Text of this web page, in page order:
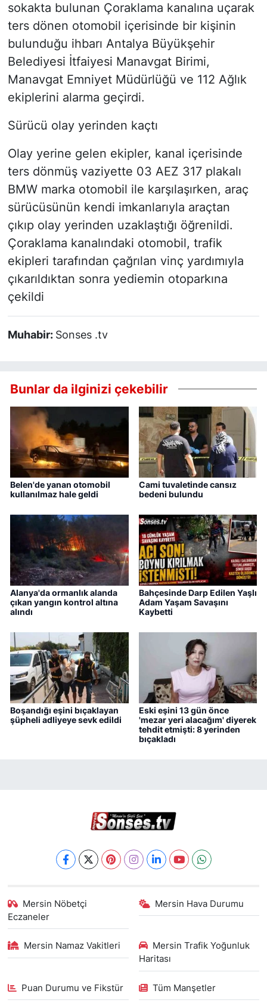
sokakta bulunan Çoraklama kanalına uçarak
ters dönen otomobil içerisinde bir kişinin
bulunduğu ihbarı Antalya Büyükşehir
Belediyesi İtfaiyesi Manavgat Birimi,
Manavgat Emniyet Müdürlüğü ve 112 Ağlık
ekiplerini alarma geçirdi.
Sürücü olay yerinden kaçtı
Olay yerine gelen ekipler, kanal içerisinde
ters dönmüş vaziyette 03 AEZ 317 plakalı
BMW marka otomobil ile karşılaşırken, araç
sürücüsünün kendi imkanlarıyla araçtan
çıkıp olay yerinden uzaklaştığı öğrenildi.
Çoraklama kanalındaki otomobil, trafik
ekipleri tarafından çağrılan vinç yardımıyla
çıkarıldıktan sonra yediemin otoparkına
çekildi
Muhabir: Sonses .tv
Bunlar da ilginizi çekebilir
Belen'de yanan otomobil
kullanılmaz hale geldi
Cami tuvaletinde cansız
bedeni bulundu
Alanya'da ormanlık alanda
çıkan yangın kontrol altına
alındı
Bahçesinde Darp Edilen Yaşlı
Adam Yaşam Savaşını
Kaybetti
Boşandığı eşini bıçaklayan
şüpheli adliyeye sevk edildi
Eski eşini 13 gün önce
'mezar yeri alacağım' diyerek
tehdit etmişti: 8 yerinden
bıçakladı
Mersin Nöbetçi
Eczaneler
Mersin Hava Durumu
Mersin Namaz Vakitleri
Mersin Trafik Yoğunluk
Haritası
Puan Durumu ve Fikstür Tüm Manşetler